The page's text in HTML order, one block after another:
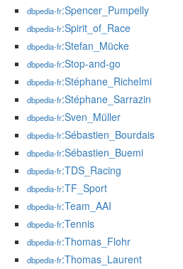
dbpedia-fr:Spencer_Pumpelly
dbpedia-fr:Spirit_of_Race
dbpedia-fr:Stefan_Mücke
dbpedia-fr:Stop-and-go
dbpedia-fr:Stéphane_Richelmi
dbpedia-fr:Stéphane_Sarrazin
dbpedia-fr:Sven_Müller
dbpedia-fr:Sébastien_Bourdais
dbpedia-fr:Sébastien_Buemi
dbpedia-fr:TDS_Racing
dbpedia-fr:TF_Sport
dbpedia-fr:Team_AAI
dbpedia-fr:Tennis
dbpedia-fr:Thomas_Flohr
dbpedia-fr:Thomas_Laurent